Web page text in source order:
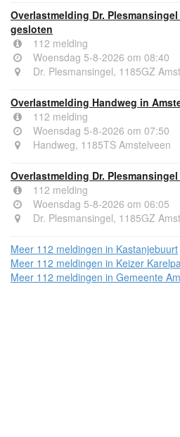
Overlastmelding Dr.
gesloten
112 melding
Woensdag 5-8-2026 om 08:40
Dr. Plesmansingel, 1185GZ
Overlastmelding Handweg in
112 melding
Woensdag 5-8-2026 om 07:50
Handweg, 1185TS Amstelveen
Overlastmelding Dr.
112 melding
Woensdag 5-8-2026 om 06:05
Dr. Plesmansingel, 1185GZ
Meer 112 meldingen in Kastanjebuurt
Meer 112 meldingen in Keizer
Meer 112 meldingen in Gemeente